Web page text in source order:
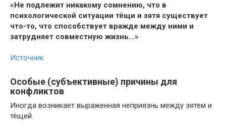
«Не подлежит никакому сомнению, что в
психологической ситуации тёщи и зятя существует
что-то, что способствует вражде между ними и
затрудняет совместную жизнь…»
Источник
Особые (субъективные) причины для
конфликтов
Иногда возникает выраженная неприязнь между зятем и
тёщей.